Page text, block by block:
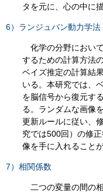
タを元に、心の中に
6）ランジュバン動力学法
化学の分野におい
するための計算方法
ベイズ推定の計算結
いる。本研究では、
を脳信号から復元す
る。ランダムな画像
更新ルールに従い、
究では500回）の修
像を手に入れることが
7）相関係数
二つの変量の間の